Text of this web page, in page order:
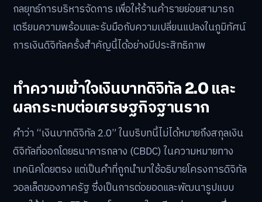
กลยุทธ์การบริหารจัดการ เพื่อให้ร้านค้ารายย่อยสามารถ
เตรียมความพร้อมและรับมือกับความเปลี่ยนแปลงในภูมิทัศน์
การเงินดิจิทัลครั้งสำคัญนี้ได้อย่างมีประสิทธิภาพ
ทำความเข้าใจเงินบาทดิจิทัล 2.0 และ
ผลกระทบต่อเศรษฐกิจฐานราก
คำว่า “เงินบาทดิจิทัล 2.0” ในบริบทนี้ไม่ได้หมายถึงสกุลเงิน
ดิจิทัลที่ออกโดยธนาคารกลาง (CBDC) ในความหมายทาง
เทคนิคโดยตรง แต่เป็นคำที่ถูกนำมาใช้อธิบายโครงการดิจิทัล
วอลเล็ตของภาครัฐ ซึ่งเป็นการต่อยอดและพัฒนารูปแบบ